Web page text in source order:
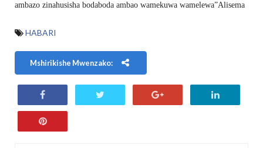
ambazo zinahusisha bodaboda ambao wamekuwa wamelewa”Alisema
HABARI
Mshirikishe Mwenzako: